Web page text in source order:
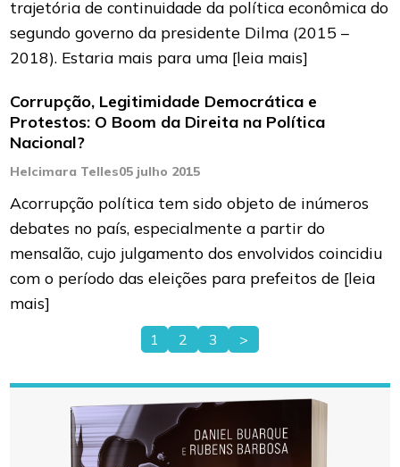
trajetória de continuidade da política econômica do
segundo governo da presidente Dilma (2015 –
2018). Estaria mais para uma [leia mais]
Corrupção, Legitimidade Democrática e
Protestos: O Boom da Direita na Política
Nacional?
Helcimara Telles05 julho 2015
Acorrupção política tem sido objeto de inúmeros
debates no país, especialmente a partir do
mensalão, cujo julgamento dos envolvidos coincidiu
com o período das eleições para prefeitos de [leia
mais]
Paginação
de
posts
1 2 3 >